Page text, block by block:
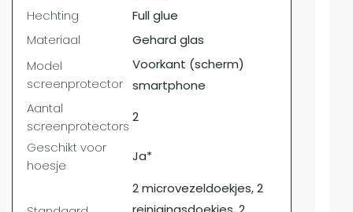
Hechting
Full glue
Materiaal
Gehard glas
Model
screenprotector
Voorkant (scherm)
smartphone
Aantal
screenprotectors
2
Geschikt voor
hoesje
Ja*
2 microvezeldoekjes, 2